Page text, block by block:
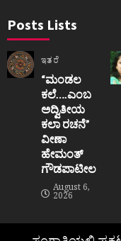
Posts Lists
ಇತರೆ
“ಮಂಡಲ
ಕಲೆ….ಎಂಬ
ಅದ್ವಿತೀಯ
ಕಲಾ ರಚನೆ”‌
ವೀಣಾ
ಹೇಮಂತ್‌
ಗೌಡಪಾಟೀಲ
August 6,
2026